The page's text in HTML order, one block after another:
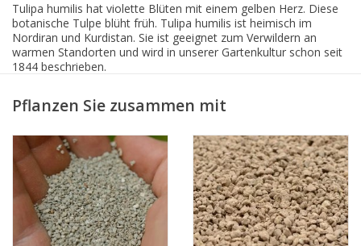
Tulipa humilis hat violette Blüten mit einem gelben Herz. Diese
botanische Tulpe blüht früh. Tulipa humilis ist heimisch im
Nordiran und Kurdistan. Sie ist geeignet zum Verwildern an
warmen Standorten und wird in unserer Gartenkultur schon seit
1844 beschrieben.
Pflanzen Sie zusammen mit